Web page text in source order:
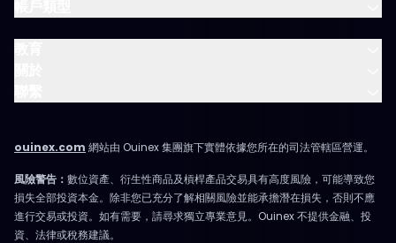
ouinex.com 網站由 Ouinex 集團旗下實體依據您所在的司法管轄區營運。
風險警告： 數位資產、衍生性商品及槓桿產品交易具有高度風險，可能導致您
損失全部投資本金。除非您已充分了解相關風險並能承擔潛在損失，否則不應
進行交易或投資。如有需要，請尋求獨立專業意見。Ouinex 不提供金融、投
資、法律或稅務建議。